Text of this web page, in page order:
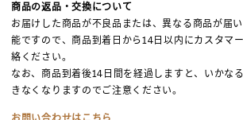
商品の返品・交換について
お届けした商品が不良品または、異なる商品が届
能ですので、商品到着日から14日以内にカスタマ
絡ください。
なお、商品到着後14日間を経過しますと、いかな
きなくなりますのでご注意ください。